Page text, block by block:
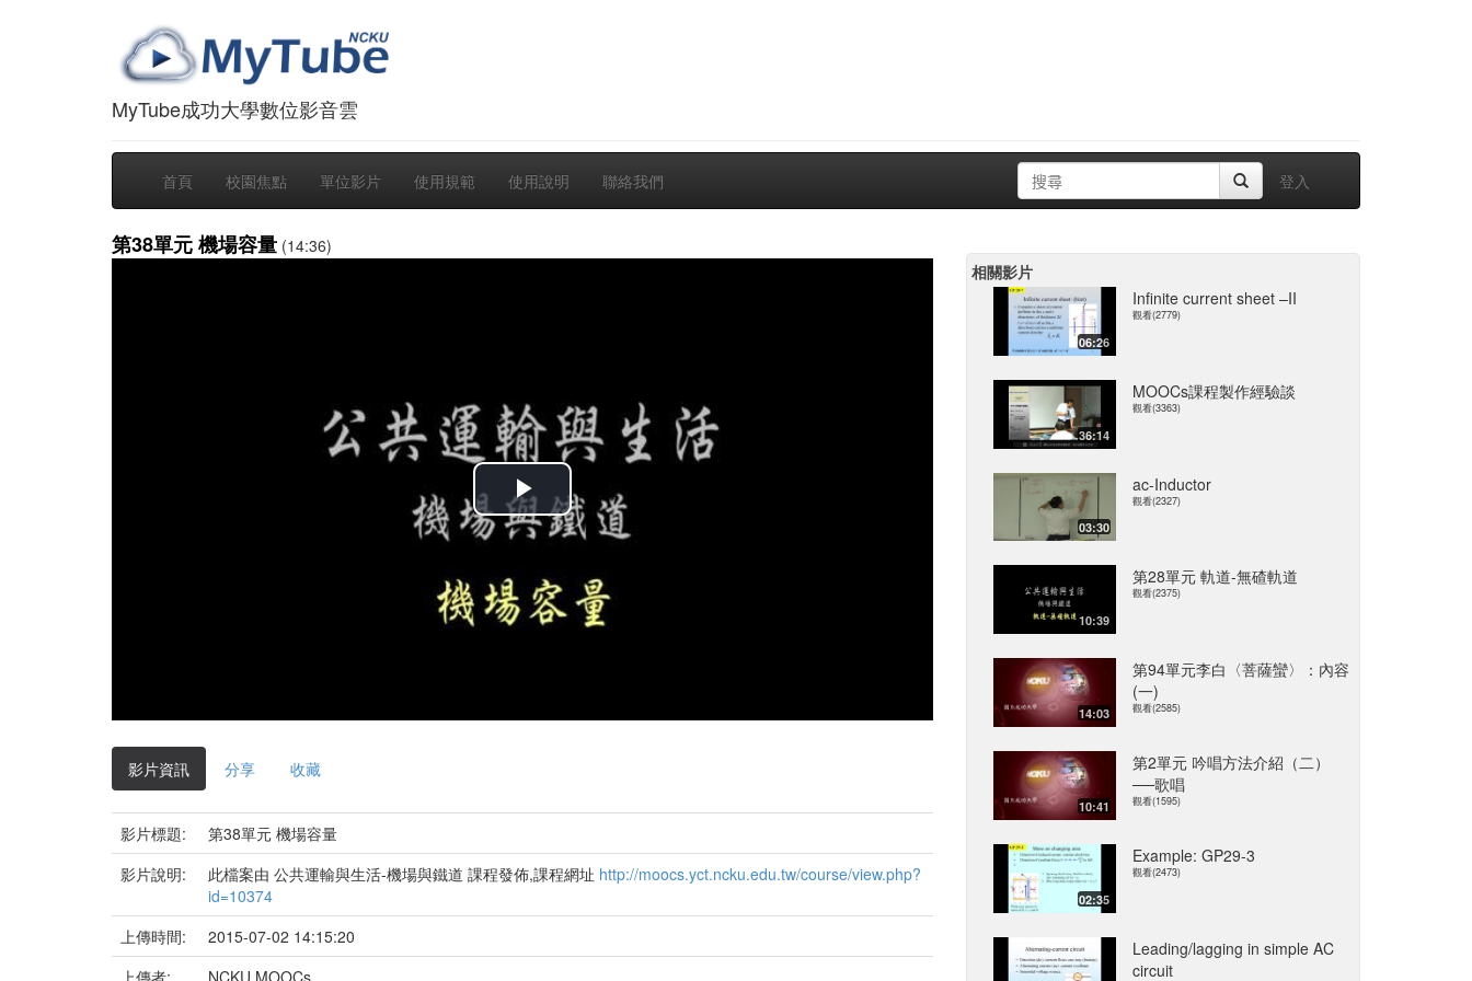
MyTube成功大學數位影音雲
首頁 校園焦點 單位影片 使用規範 使用說明 聯絡我們 登入
第38單元 機場容量 (14:36)
播
影
影片資訊 分享 收藏
影片標題:
第38單元 機場容量
影片說明:
此檔案由 公共運輸與生活-機場與鐵道 課程發佈,課程網址 http://moocs.yct.ncku.edu.tw/course/view.php?
id=10374
上傳時間:
2015-07-02 14:15:20
上傳者:
NCKU MOOCs
相關影片
06:26
Infinite current sheet –II
觀看(2779)
36:14
MOOCs課程製作經驗談
觀看(3363)
03:30
ac-Inductor
觀看(2327)
10:39
第28單元 軌道-無碴軌道
觀看(2375)
14:03
第94單元李白〈菩薩蠻〉：內容
(一)
觀看(2585)
10:41
第2單元 吟唱方法介紹（二）
──歌唱
觀看(1595)
02:35
Example: GP29-3
觀看(2473)
Leading/lagging in simple AC
circuit